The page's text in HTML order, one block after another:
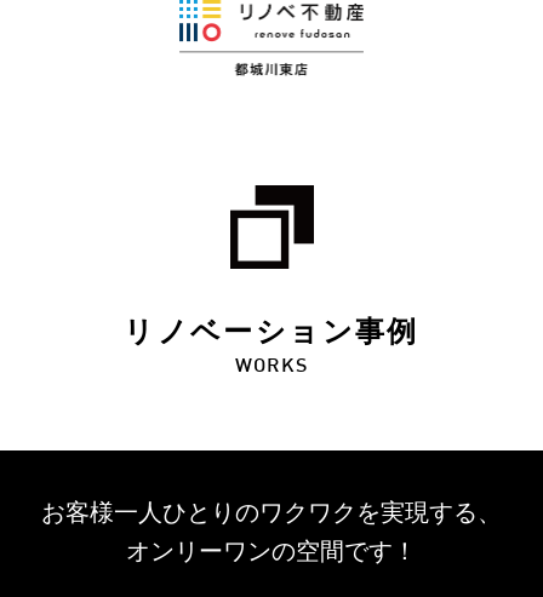
リノベーション事例
WORKS
お客様一人ひとりのワクワクを実現する、
オンリーワンの空間です！